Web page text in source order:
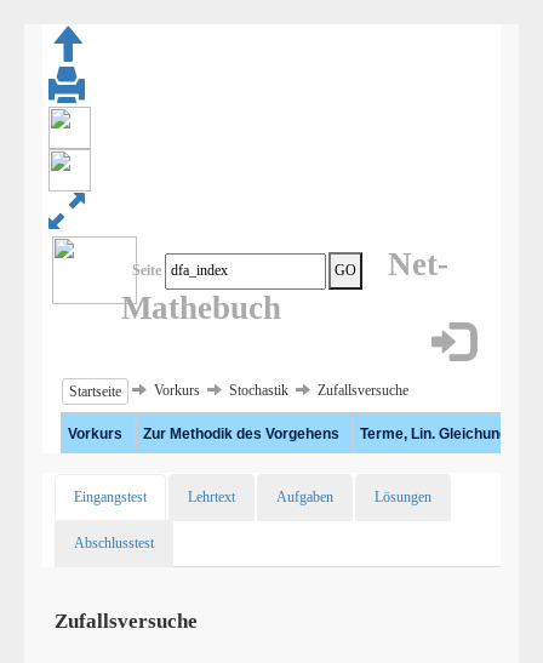
Seite GO
Net-
Mathebuch
Startseite Vorkurs Stochastik Zufallsversuche
Vorkurs Zur Methodik des Vorgehens Terme, Lin. Gleichungen,
Eingangstest Lehrtext Aufgaben Lösungen
Abschlusstest
Zufallsversuche